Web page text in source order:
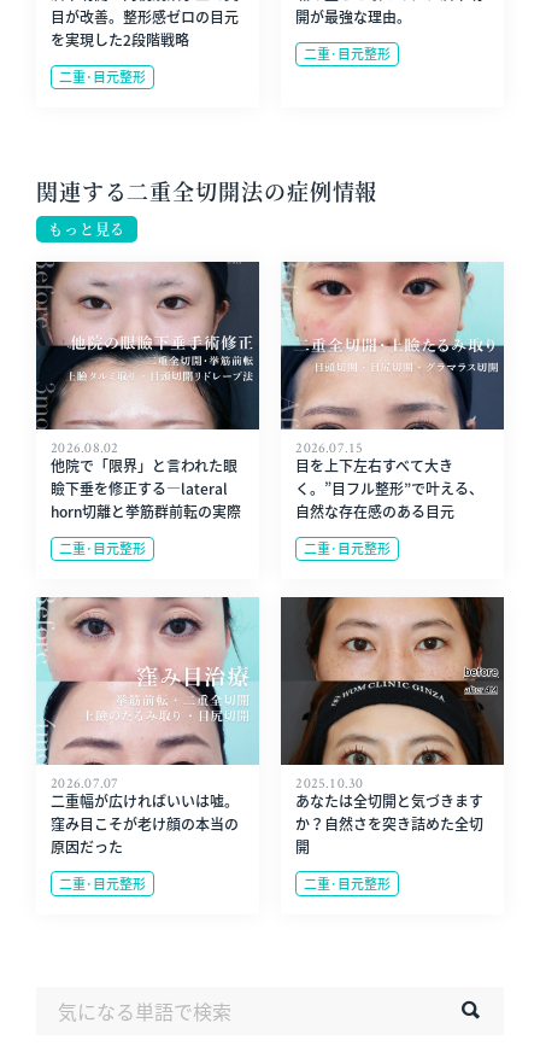
目が改善。整形感ゼロの目元
を実現した2段階戦略
二重･目元整形
開が最強な理由。
二重･目元整形
関連する二重全切開法の症例情報
もっと見る
2026.08.02
他院で「限界」と言われた眼
瞼下垂を修正する—lateral
horn切離と挙筋群前転の実際
二重･目元整形
2026.07.15
目を上下左右すべて大き
く。”目フル整形”で叶える、
自然な存在感のある目元
二重･目元整形
2026.07.07
二重幅が広ければいいは嘘。
窪み目こそが老け顔の本当の
原因だった
二重･目元整形
2025.10.30
あなたは全切開と気づきます
か？自然さを突き詰めた全切
開
二重･目元整形